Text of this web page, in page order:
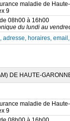
maladie de
9
08h00 à 16h00
du lundi au
adresse, horaires,
DE HAUTE-
maladie de
9